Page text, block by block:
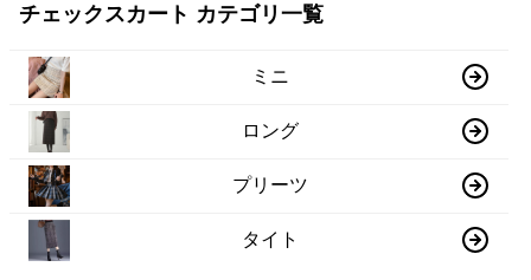
チェックスカート カテゴリ一覧
ミニ
ロング
プリーツ
タイト